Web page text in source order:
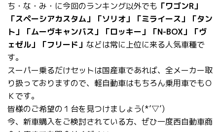
ち・な・み・に今回のランキング以外でも 「ワゴンR」
「スペーシアカスタム」「ソリオ」「ミライース」「タン
ト」「ムーヴキャンバス」「ロッキー」「N-BOX」「ヴ
ェゼル」「フリード」 などは常に上位に来る人気車種で
す。
スーパー乗るだけセットは国産車であれば、全メーカー取
り扱っておりますので、軽自動車はもちろん乗用車でもＯ
Ｋです。
皆様のご希望の１台を見つけましょう(*’▽’)
今、新車購入をご検討されている方、ぜひ一度西自動車商